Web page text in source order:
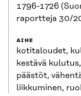
1796-1726
raportteja 30/
AIHE
kotitaloudet,
kestävä
päästöt,
liikkuminen,